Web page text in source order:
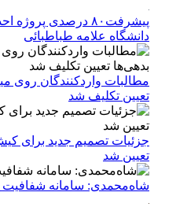
پیشرفت۸۰ درصدی
دانشگاه علامه طباطبائی
مطالبات واردکنندگان روی
تعیین تکلیف شد
جزئیات تصمیم جدید برای
تعیین شد
شاه‌محمدی: سامانه شفافیت